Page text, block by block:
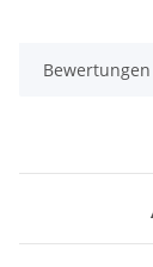
Bewertungen